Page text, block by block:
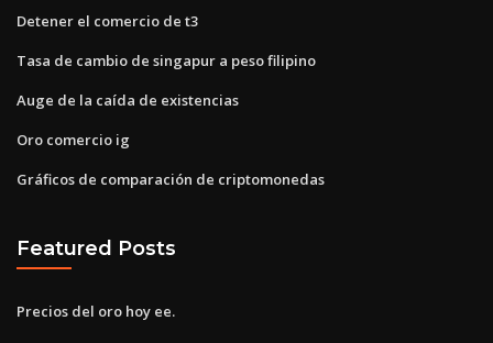
Detener el comercio de t3
Tasa de cambio de singapur a peso filipino
Auge de la caída de existencias
Oro comercio ig
Gráficos de comparación de criptomonedas
Featured Posts
Precios del oro hoy ee.